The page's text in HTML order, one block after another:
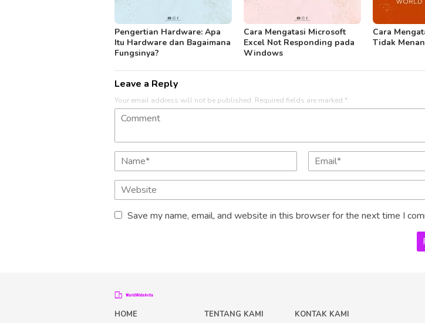
Pengertian Hardware: Apa
Itu Hardware dan Bagaimana
Fungsinya?
Cara Mengatasi Microsoft
Excel Not Responding pada
Windows
Cara
Tidak
Leave a Reply
Your email address will not be published. Required fields are marked *
Save my name, email, and website in this browser for the next time I
HOME TENTANG KAMI KONTAK KAMI